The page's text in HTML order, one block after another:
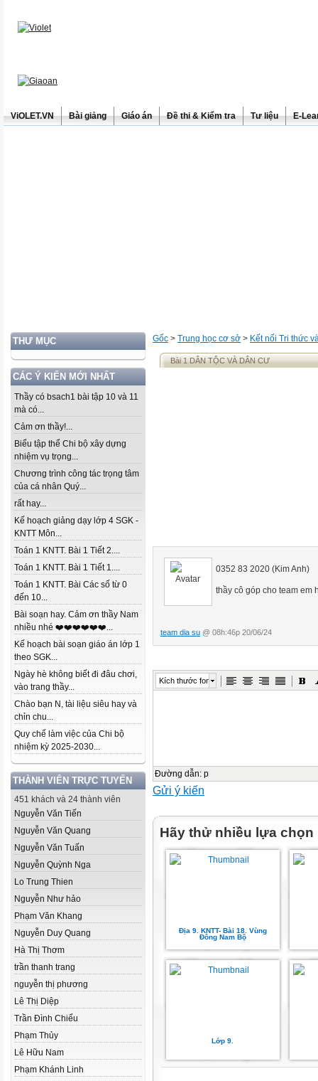
ViOLET.VN Bài giảng Giáo án Đề thi & Kiểm tra Tư liệu E-
THƯ MỤC
CÁC Ý KIẾN MỚI NHẤT
Thầy có bsach1 bài tập 10 và 11
mà có...
Cảm ơn thầy!...
Biểu tập thể Chi bộ xây dựng
nhiệm vụ trọng...
Chương trình công tác trọng tâm
của cá nhân Quý...
rất hay...
Kế hoạch giảng dạy lớp 4 SGK -
KNTT Môn...
Toán 1 KNTT. Bài 1 Tiết 2....
Toán 1 KNTT. Bài 1 Tiết 1....
Toán 1 KNTT. Bài Các số từ 0
đến 10...
Bài soạn hay. Cảm ơn thầy Nam
nhiều nhé ❤️❤️❤️❤️❤️❤️...
Kế hoạch bài soạn giáo án lớp 1
theo SGK...
Ngày hè không biết đi đâu chơi,
vào trang thầy...
Chào bạn N, tài liệu siêu hay và
chỉn chu...
Quy chế làm việc của Chi bộ
nhiệm kỳ 2025-2030...
THÀNH VIÊN TRỰC TUYẾN
451 khách và 24 thành viên
Nguyễn Văn Tiến
Nguyễn Văn Quang
Nguyễn Văn Tuấn
Nguyễn Quỳnh Nga
Lo Trung Thien
Nguyễn Như hảo
Phạm Văn Khang
Nguyễn Duy Quang
Hà Thị Thơm
trần thanh trang
nguyễn thị phương
Lê Thị Diệp
Trần Đình Chiểu
Phạm Thủy
Lê Hữu Nam
Phạm Khánh Linh
Gốc > Trung học cơ sở > Kết nối Tri thức
Bài 1 DÂN TỘC VÀ DÂN CƯ
0352 83 2020 (Kim Anh)
thầy cô góp cho team em
team dia su @ 08h:46p 20/06/24
Kích thước font
Đường dẫn: p
Gửi ý kiến
Hãy thử nhiều lựa chọn
Địa 9. KNTT- Bài 18. Vùng
Đông Nam Bộ
Lớp 9.